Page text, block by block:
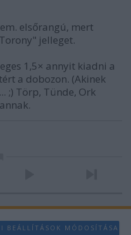
elsőrangú, mert
jelleget.
1,5× annyit kiadni a
a dobozon. (Akinek
;) Törp, Tünde, Ork
BEÁLLÍTÁSOK MÓDOSÍTÁSA